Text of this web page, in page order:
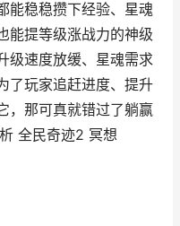
能稳稳攒下经验、星魂
能提等级涨战力的神级
级速度放缓、星魂需求
了玩家追赶进度、提升
，那可真就错过了躺赢
全民奇迹2 冥想